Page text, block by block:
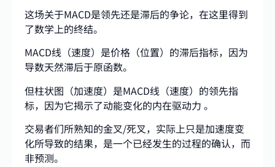
这场关于MACD是领先还是滞后的争论，在这里得到
了数学上的终结。
MACD线（速度）是价格（位置）的滞后指标，因为
导数天然滞后于原函数。
但柱状图（加速度）是MACD线（速度）的领先指
标，因为它揭示了动能变化的内在驱动力 。
交易者们所熟知的金叉/死叉，实际上只是加速度变
化所导致的结果，是一个已经发生的过程的确认，而
非预测。